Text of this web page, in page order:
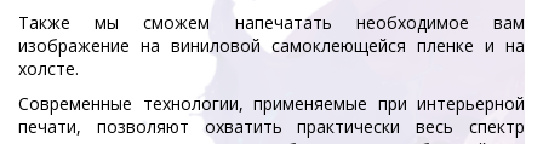
Также мы сможем напечатать необходимое вам
изображение на виниловой самоклеющейся пленке и на
холсте.
Современные технологии, применяемые при интерьерной
печати, позволяют охватить практически весь спектр